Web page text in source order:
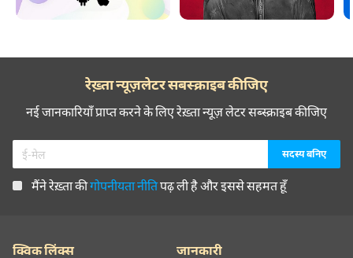
रेख़्ता न्यूज़लेटर सबस्क्राइब कीजिए
नई जानकारियाँ प्राप्त करने के लिए रेख़्ता न्यूज़ लेटर सब्स्क्राइब कीजिए
मैंने रेख़्ता कीगोपनीयता नीतिपढ़ ली है और इससे सहमत हूँ
क्विक लिंक्स जानकारी